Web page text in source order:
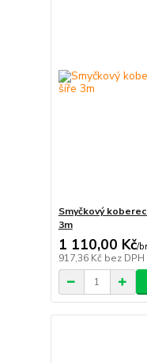
Smyčkový
3m
1 110,00 Kč/
917,36 Kč bez DPH